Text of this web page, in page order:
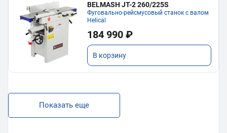
BELMASH JT-2 260/225S
Фуговально-рейсмусовый станок с валом
Helical
184 990 ₽
В корзину
Показать еще